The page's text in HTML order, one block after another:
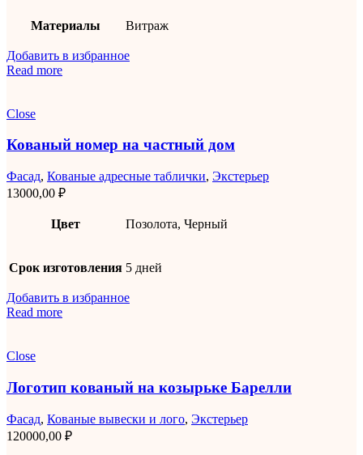
Материалы Витраж
Добавить в избранное
Read more
Close
Кованый номер на частный дом
Фасад, Кованые адресные таблички, Экстерьер
13000,00 ₽
Цвет Позолота, Черный
Срок изготовления 5 дней
Добавить в избранное
Read more
Close
Логотип кованый на козырьке Барелли
Фасад, Кованые вывески и лого, Экстерьер
120000,00 ₽